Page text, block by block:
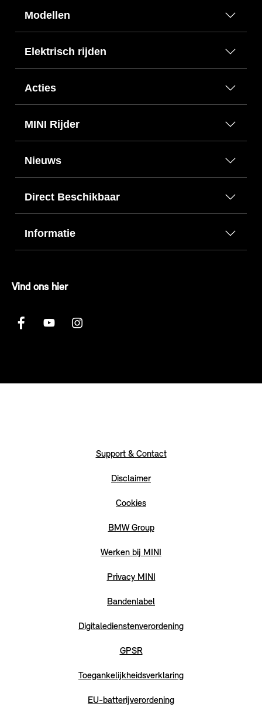
Modellen
Elektrisch rijden
Acties
MINI Rijder
Nieuws
Direct Beschikbaar
Informatie
Vind ons hier
Support & Contact
Disclaimer
Cookies
BMW Group
Werken bij MINI
Privacy MINI
Bandenlabel
Digitaledienstenverordening
GPSR
Toegankelijkheidsverklaring
EU-batterijverordening